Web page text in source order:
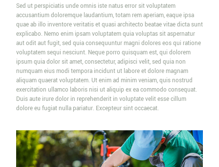
Sed ut perspiciatis unde omnis iste natus error sit voluptatem
accusantium doloremque laudantium, totam rem aperiam, eaque ipsa
quae ab illo inventore veritatis et quasi architecto beatae vitae dicta sunt
explicabo. Nemo enim ipsam voluptatem quia voluptas sit aspernatur
aut odit aut fugit, sed quia consequuntur magni dolores eos qui ratione
voluptatem sequi nesciunt. Neque porro quisquam est, qui dolorem
ipsum quia dolor sit amet, consectetur, adipisci velit, sed quia non
numquam eius modi tempora incidunt ut labore et dolore magnam
aliquam quaerat voluptatem. Ut enim ad minim veniam, quis nostrud
exercitation ullamco laboris nisi ut aliquip ex ea commodo consequat.
Duis aute irure dolor in reprehenderit in voluptate velit esse cillum
dolore eu fugiat nulla pariatur. Excepteur sint occaecat.